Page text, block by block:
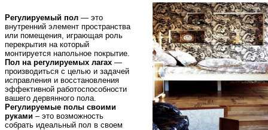
Регулируемый пол — это
внутренний элемент пространства
или помещения, играющая роль
перекрытия на который
монтируется напольное покрытие.
Пол на регулируемых лагах —
производиться с целью и задачей
исправления и восстановления
эффективной работоспособности
вашего дервянного пола.
Регулируемые полы своими
руками – это возможность
собрать идеальный пол в своем